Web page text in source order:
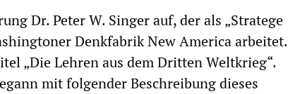
Dr. Peter W. Singer auf, der als „Stratege
Denkfabrik New America arbeitet.
„Die Lehren aus dem Dritten Weltkrieg“.
mit folgender Beschreibung dieses